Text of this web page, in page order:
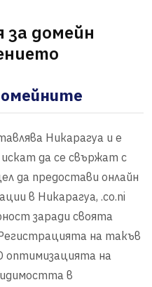
домейн
Никарагуа и е
да се свържат с
да предостави онлайн
в Никарагуа, .co.ni
заради своята
на такъв
оптимизацията на
в